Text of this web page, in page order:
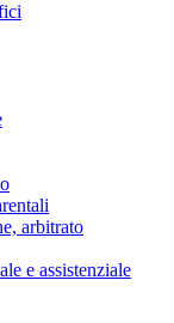
arbitrato
e assistenziale